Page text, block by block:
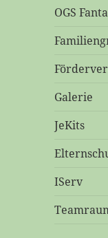
OGS
Galerie
JeKits
IServ